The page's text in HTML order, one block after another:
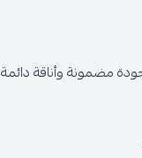
مضمونة وأناقة دائمة